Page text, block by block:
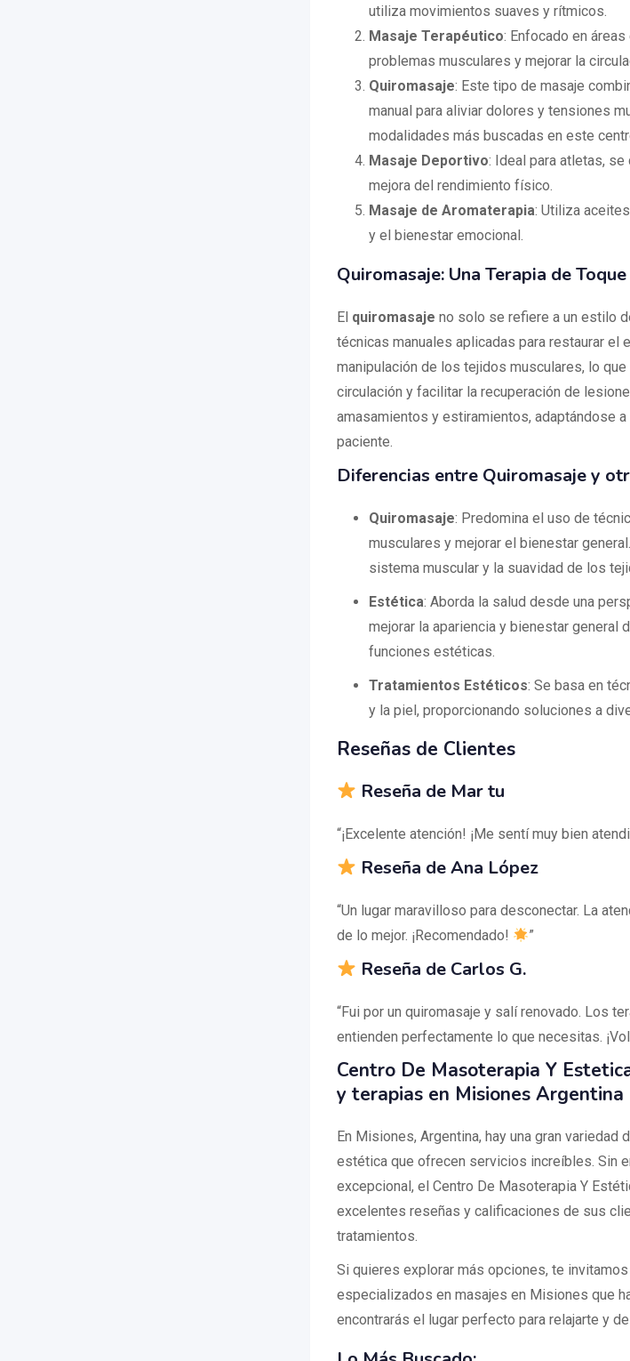
utiliza movimientos suaves y rítmicos.
Masaje Terapéutico: Enfocado en
problemas musculares y mejorar la
Quiromasaje: Este tipo de masaje
manual para aliviar dolores y tensiones
modalidades más buscadas en este
Masaje Deportivo: Ideal para atletas,
mejora del rendimiento físico.
Masaje de Aromaterapia: Utiliza
y el bienestar emocional.
Quiromasaje: Una Terapia de Toque
El quiromasaje no solo se refiere a un estilo
técnicas manuales aplicadas para restaurar el
manipulación de los tejidos musculares, lo
circulación y facilitar la recuperación de
amasamientos y estiramientos, adaptándose
paciente.
Diferencias entre Quiromasaje y
Quiromasaje: Predomina el uso de
musculares y mejorar el bienestar
sistema muscular y la suavidad de los
Estética: Aborda la salud desde una
mejorar la apariencia y bienestar general
funciones estéticas.
Tratamientos Estéticos: Se basa en
y la piel, proporcionando soluciones a
Reseñas de Clientes
Reseña de Mar tu
“¡Excelente atención! ¡Me sentí muy bien
Reseña de Ana López
“Un lugar maravilloso para desconectar. La
de lo mejor. ¡Recomendado!
”
Reseña de Carlos G.
“Fui por un quiromasaje y salí renovado. Los
entienden perfectamente lo que necesitas.
Centro De Masoterapia Y
y terapias en Misiones Argentina
En Misiones, Argentina, hay una gran
estética que ofrecen servicios increíbles. Sin
excepcional, el Centro De Masoterapia Y
excelentes reseñas y calificaciones de sus
tratamientos.
Si quieres explorar más opciones, te
especializados en masajes en Misiones que
encontrarás el lugar perfecto para relajarte y